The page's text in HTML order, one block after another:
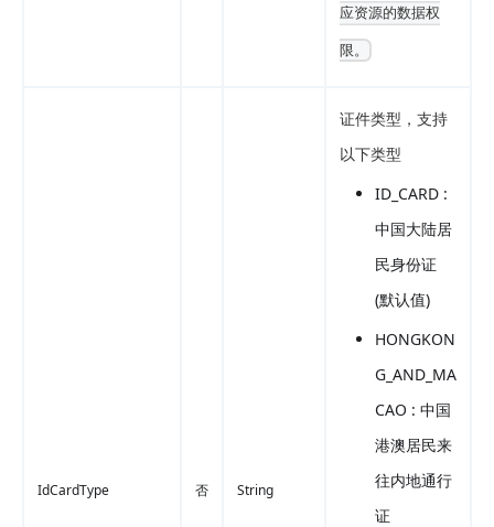
应资源的数据权
限。
IdCardType 否 String
证件类型，支持
以下类型
ID_CARD :
中国大陆居
民身份证
(默认值)
HONGKON
G_AND_MA
CAO : 中国
港澳居民来
往内地通行
证